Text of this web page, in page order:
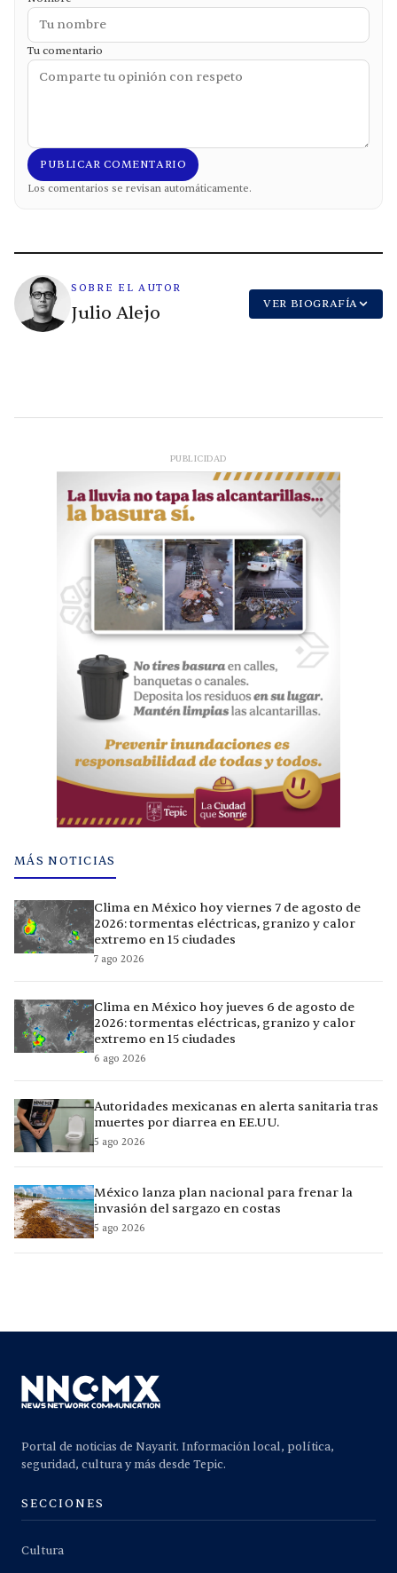
Tu comentario
PUBLICAR COMENTARIO
Los comentarios se revisan automáticamente.
SOBRE EL AUTOR
Julio Alejo VER BIOGRAFÍA
PUBLICIDAD
MÁS NOTICIAS
Clima en México hoy viernes 7 de agosto de
2026: tormentas eléctricas, granizo y calor
extremo en 15 ciudades
7 ago 2026
Clima en México hoy jueves 6 de agosto de
2026: tormentas eléctricas, granizo y calor
extremo en 15 ciudades
6 ago 2026
Autoridades mexicanas en alerta sanitaria tras
muertes por diarrea en EE.UU.
5 ago 2026
México lanza plan nacional para frenar la
invasión del sargazo en costas
5 ago 2026
Portal de noticias de Nayarit. Información local, política,
seguridad, cultura y más desde Tepic.
SECCIONES
Cultura